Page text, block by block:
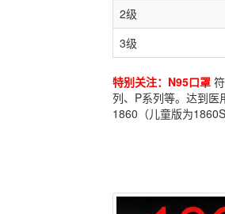
2级
3级
特别关注：N95口罩
列、P系列等。达到医
1860（儿童版为